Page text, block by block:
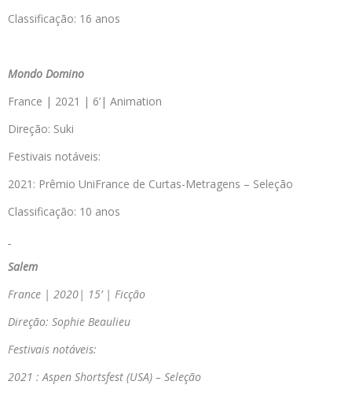
Classificação: 16 anos
Mondo Domino
France | 2021 | 6’| Animation
Direção: Suki
Festivais notáveis:
2021: Prêmio UniFrance de Curtas-Metragens – Seleção
Classificação: 10 anos
Salem
France | 2020| 15’ | Ficção
Direção: Sophie Beaulieu
Festivais notáveis:
2021 : Aspen Shortsfest (USA) – Seleção